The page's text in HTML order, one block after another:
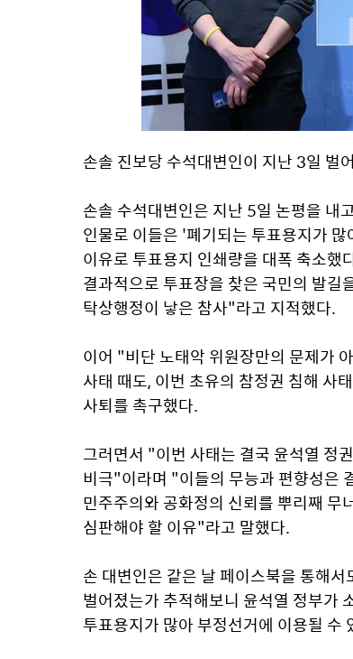
손솔 진보당 수석대변인이 지난 3일 벌
손솔 수석대변인은 지난 5일 논평을 내
인물로 이들은 '폐기되는 투표용지가
이유로 투표용지 인쇄량을 대폭 축소
결과적으로 투표장을 찾은 국민의 발
탁상행정이 낳은 참사"라고 지적했다.
이어 "비단 노태악 위원장만의 문제가
사태 때도, 이번 초유의 참정권 침해 사
사퇴를 촉구했다.
그러면서 "이번 사태는 결국 윤석열 정
비극"이라며 "이들의 무능과 편향성은
민주주의와 공화정의 신뢰를 뿌리째 무
심판해야 할 이유"라고 말했다.
손 대변인은 같은 날 페이스북을 통해
벌어졌는가 추적해보니 윤석열 정부가
투표용지가 많아 부정선거에 이용될